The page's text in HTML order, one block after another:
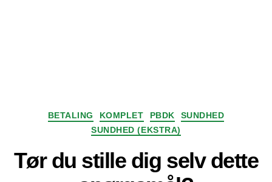
Kategorier
BETALING KOMPLET PBDK
SUNDHED
SUNDHED (EKSTRA)
Tør du stille dig selv dette